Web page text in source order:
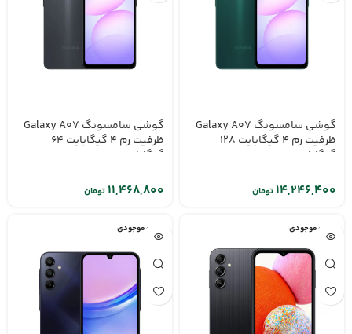
گوشی سامسونگ Galaxy A07
ظرفیت رم 4 گیگابایت 128
گیگابایت
تومان
گوشی سامسونگ Galaxy A07
ظرفیت رم 4 گیگابایت 64
گیگابایت
تومان
اتمام موجودی اتمام موجودی